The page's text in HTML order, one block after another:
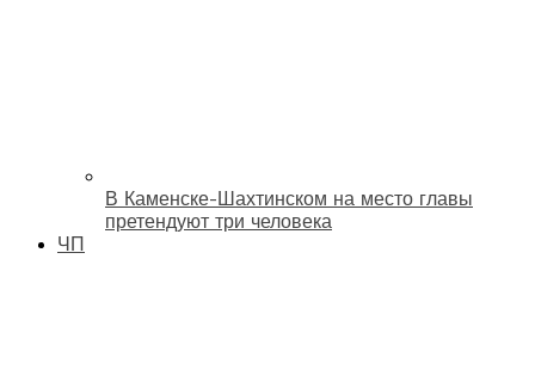
В Каменске-Шахтинском на место главы
претендуют три человека
ЧП